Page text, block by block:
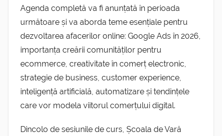
Agenda completă va fi anunțată în perioada
următoare și va aborda teme esențiale pentru
dezvoltarea afacerilor online: Google Ads în 2026,
importanța creării comunităților pentru
ecommerce, creativitate în comerț electronic,
strategie de business, customer experience,
inteligență artificială, automatizare și tendințele
care vor modela viitorul comerțului digital.
Dincolo de sesiunile de curs, Școala de Vară